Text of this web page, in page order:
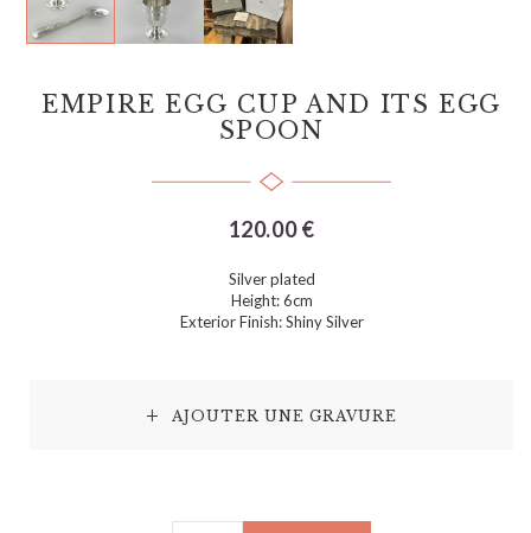
EMPIRE EGG CUP AND ITS EGG
SPOON
120.00 €
Silver plated
Height: 6cm
Exterior Finish: Shiny Silver
AJOUTER UNE GRAVURE